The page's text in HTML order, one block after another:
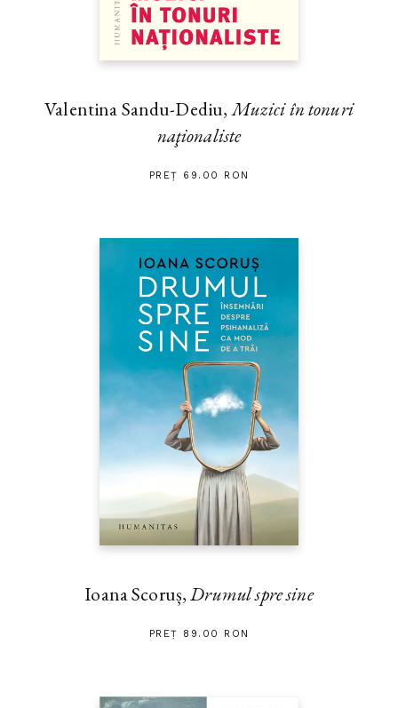
Valentina Sandu-Dediu,Muzici în tonuri
naţionaliste
PREȚ 69.00 RON
Ioana Scoruș,Drumul spre sine
PREȚ 89.00 RON